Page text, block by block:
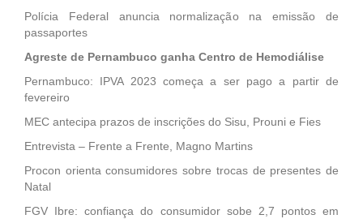
Polícia Federal anuncia normalização na emissão de
passaportes
Agreste de Pernambuco ganha Centro de Hemodiálise
Pernambuco: IPVA 2023 começa a ser pago a partir de
fevereiro
MEC antecipa prazos de inscrições do Sisu, Prouni e Fies
Entrevista – Frente a Frente, Magno Martins
Procon orienta consumidores sobre trocas de presentes de
Natal
FGV Ibre: confiança do consumidor sobe 2,7 pontos em